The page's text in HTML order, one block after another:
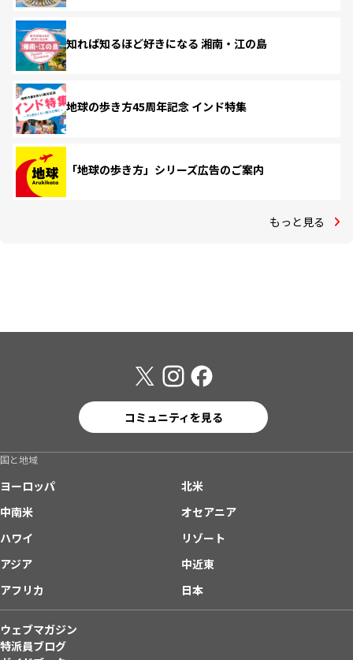
知れば知るほど好きになる 湘南・江の島
地球の歩き方45周年記念 インド特集
「地球の歩き方」シリーズ広告のご案内
もっと見る
コミュニティを見る
国と地域
ヨーロッパ
北米
中南米
オセアニア
ハワイ
リゾート
アジア
中近東
アフリカ
日本
ウェブマガジン
特派員ブログ